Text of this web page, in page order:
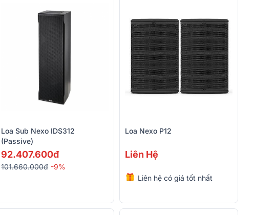
Loa Sub Nexo IDS312
(Passive)
92.407.600đ
101.660.000đ -9%
Loa Nexo P12
Liên Hệ
Liên hệ có giá tốt nhất